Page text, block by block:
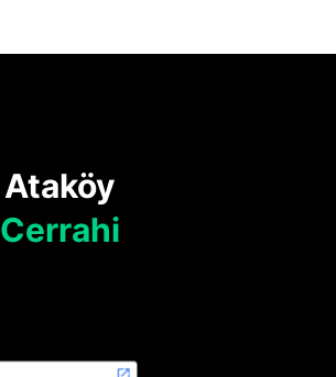
Ataköy
Cerrahi